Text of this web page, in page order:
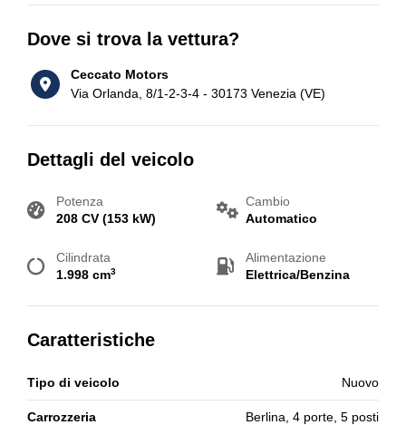
Dove si trova la vettura?
Ceccato Motors
Via Orlanda, 8/1-2-3-4 - 30173 Venezia (VE)
Dettagli del veicolo
Potenza
208 CV (153 kW)
Cambio
Automatico
Cilindrata
1.998 cm3
Alimentazione
Elettrica/Benzina
Caratteristiche
Tipo di veicolo Nuovo
Carrozzeria Berlina, 4 porte, 5 posti